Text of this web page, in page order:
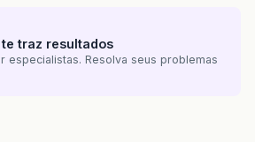
traz resultados
especialistas. Resolva seus problemas